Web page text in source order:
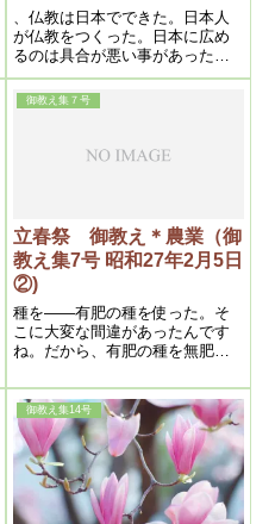
日②)
、仏教は日本でできた。日本人
が仏教をつくった。日本に広め
るのは具合が悪い事があったの
で、神様はインドに行かれて、
仏教を始めたんです。それで、
化身――化仏と言う訳ですね。
インドに行って仏になったから
御教え集７号
立春祭 御教え＊農業（御
教え集7号 昭和27年2月5日
②)
種を――有肥の種を使った。そ
こに大変な間違があったんです
ね。だから、有肥の種を無肥に
度酒飲みが禁酒する様なもので
すから、やっぱり一時馬鹿みた
いになっちゃうんですね
御教え集14号